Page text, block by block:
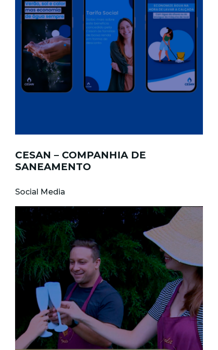
CESAN – COMPANHIA DE
SANEAMENTO
Social Media